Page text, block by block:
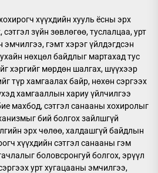
хүүхдийн хууль ёсны эрх
зүйн зөвлөгөө, туслалцаа, урт
эмчилгээ, гэмт хэрэг үйлдэгдсэн
нөхцөл байдлыг мартахад тус
хэргийг мөрдөн шалгах, шүүхээр
түр хамгаалах байр, нөхөн сэргээх
хамгааллын хариу үйлчилгээ
махбод, сэтгэл санааны хохиролыг
бий болгох зайлшгүй
эрх чөлөө, халдашгүй байдлын
хүүхдийн сэтгэл санааны гэм
боловсронгуй болгох, эрүүл
урт хугацааны эмчилгээ,